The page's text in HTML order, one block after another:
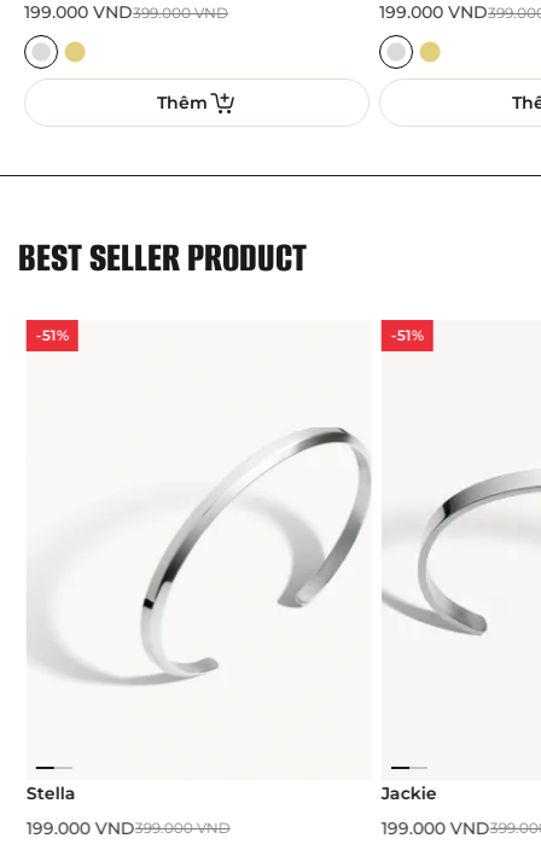
399.000VND
199.000VND
Thêm
199.000VND
BEST SELLER PRODUCT
-51%
Stella
399.000VND
199.000VND
-51%
Jackie
199.000VND